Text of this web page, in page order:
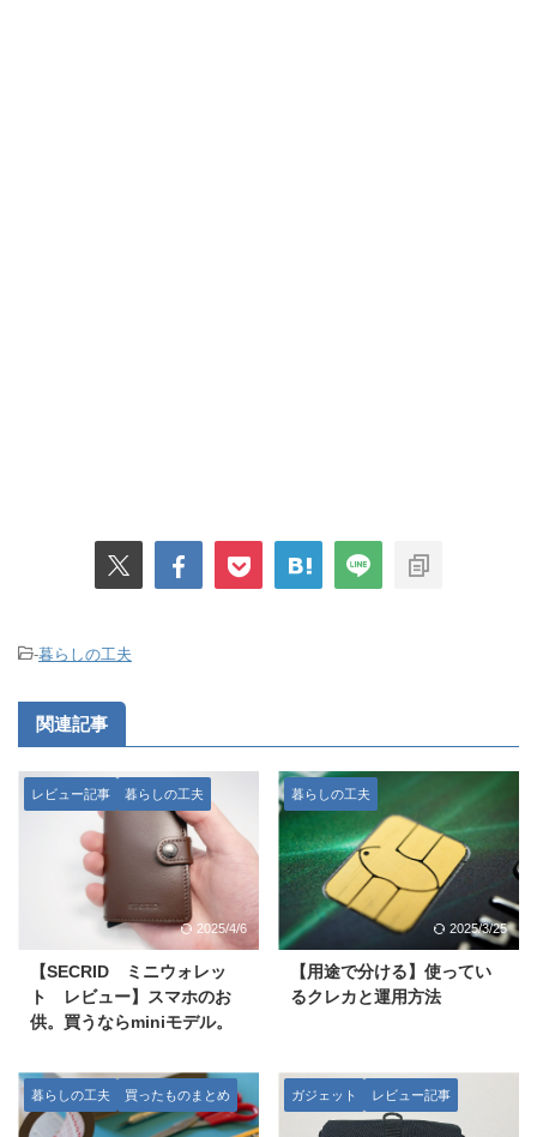
-暮らしの工夫
関連記事
レビュー記事 暮らしの工夫
2025/4/6
【SECRID ミニウォレッ
ト レビュー】スマホのお
供。買うならminiモデル。
暮らしの工夫
2025/3/25
【用途で分ける】使ってい
るクレカと運用方法
暮らしの工夫 買ったものまとめ ガジェット レビュー記事